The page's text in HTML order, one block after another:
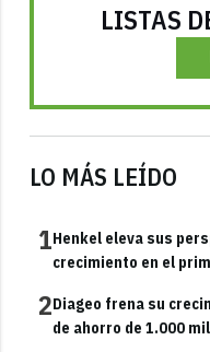
LISTAS
LO MÁS LEÍDO
1Henkel eleva sus
crecimiento en el
2Diageo frena su
de ahorro de 1.000